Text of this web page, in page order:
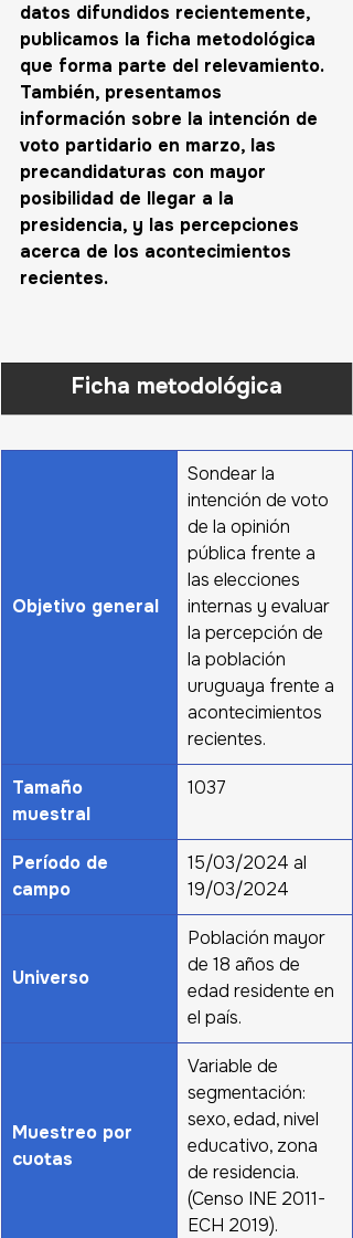
datos difundidos recientemente,
publicamos la ficha metodológica
que forma parte del relevamiento.
También, presentamos
información sobre la intención de
voto partidario en marzo, las
precandidaturas con mayor
posibilidad de llegar a la
presidencia, y las percepciones
acerca de los acontecimientos
recientes.
Ficha metodológica
Objetivo general
Sondear la
intención de voto
de la opinión
pública frente a
las elecciones
internas y evaluar
la percepción de
la población
uruguaya frente a
acontecimientos
recientes.
Tamaño
muestral
1037
Período de
campo
15/03/2024 al
19/03/2024
Universo
Población mayor
de 18 años de
edad residente en
el país.
Muestreo por
cuotas
Variable de
segmentación:
sexo, edad, nivel
educativo, zona
de residencia.
(Censo INE 2011-
ECH 2019).